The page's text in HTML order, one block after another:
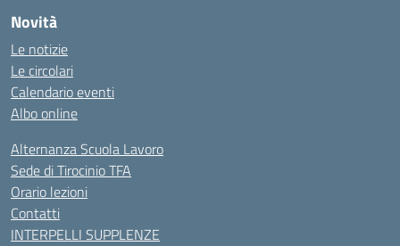
Novità
Le notizie
Le circolari
Calendario eventi
Albo online
Alternanza Scuola Lavoro
Sede di Tirocinio TFA
Orario lezioni
Contatti
INTERPELLI SUPPLENZE